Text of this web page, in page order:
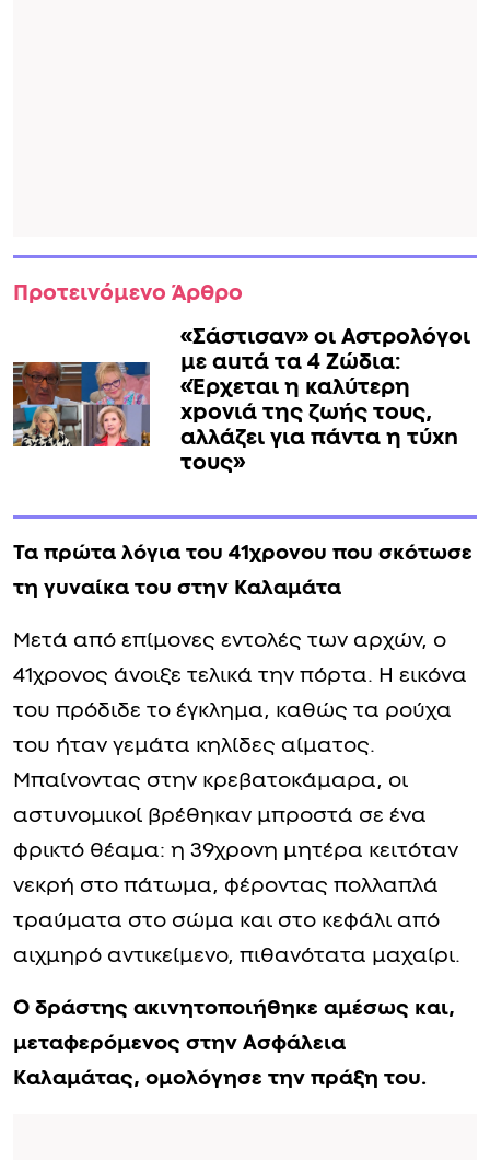
Προτεινόμενο Άρθρο
«Σάστισαν» οι Αστρολόγοι
με αuτά τα 4 Zώδια:
«Έρχεται η καλύτερη
xpoνιά της ζωής τους,
αλλάζει για πάντα η τύxn
τους»
Τα πρώτα λόγια του 41χρονου που σκότωσε
τη γυναίκα του στην Καλαμάτα
Μετά από επίμονες εντολές των αρχών, ο
41χρονος άνοιξε τελικά την πόρτα. Η εικόνα
του πρόδιδε το έγκλημα, καθώς τα ρούχα
του ήταν γεμάτα κηλίδες αίματος.
Μπαίνοντας στην κρεβατοκάμαρα, οι
αστυνομικοί βρέθηκαν μπροστά σε ένα
φρικτό θέαμα: η 39χρονη μητέρα κειτόταν
νεκρή στο πάτωμα, φέροντας πολλαπλά
τραύματα στο σώμα και στο κεφάλι από
αιχμηρό αντικείμενο, πιθανότατα μαχαίρι.
Ο δράστης ακινητοποιήθηκε αμέσως και,
μεταφερόμενος στην Ασφάλεια
Καλαμάτας, ομολόγησε την πράξη του.